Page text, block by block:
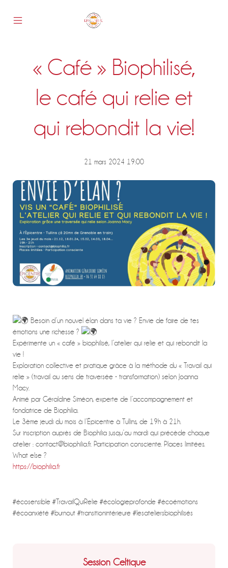
« Café » Biophilisé,
le café qui relie et
qui rebondit la vie!
21 mars 2024 19:00
Besoin d’un nouvel élan dans ta vie ? Envie de faire de tes
émotions une richesse ?
Expérimente un « café » biophilisé, l’atelier qui relie et qui rebondit la
vie !
Exploration collective et pratique grâce à la méthode du « Travail qui
relie » (travail au sens de traversée ⸱ transformation) selon Joanna
Macy.
Animé par Géraldine Siméon, experte de l’accompagnement et
fondatrice de Biophilia.
Le 3ème jeudi du mois à l’Épicentre à Tullins, de 19h à 21h.
Sur inscription auprès de Biophilia jusqu’au mardi qui précède chaque
atelier : contact@biophilia.fr. Participation consciente. Places limitées.
What else ?
https://biophilia.fr
#écosensible #TravailQuiRelie #écologieprofonde #écoémotions
#écoanxiété #burnout #transitionintérieure #lesateliersbiophilisés
Session Celtique